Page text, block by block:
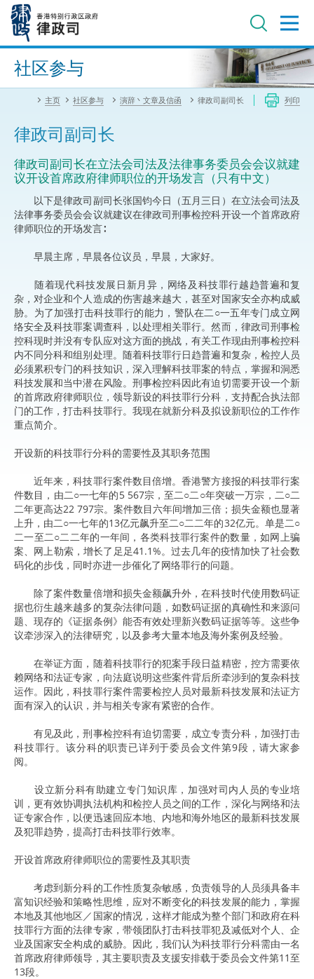
内
进阶搜寻
社区参与
主页 社区参与 演辞丶文章及信函 律政司副司长 列印
律政司副司长
​​律政司副司长在立法会司法及法律事务委员会会议就建
议开设首席政府律师职位的开场发言（只有中文）
以下是律政司副司长张国钧今日（五月三日）在立法会司法及
法律事务委员会会议就建议在律政司刑事检控科开设一个首席政府
律师职位的开场发言∶
早晨主席，早晨各位议员，早晨，大家好。
随着现代科技发展日新月异，网络及科技罪行越趋普遍和复
杂，对企业和个人造成的伤害越来越大，甚至对国家安全亦构成威
胁。为了加强打击科技罪行的能力，警队在二○一五年专门成立网
络安全及科技罪案调查科，以处理相关罪行。然而，律政司刑事检
控科现时并没有专队应对这方面的挑战，有关工作现由刑事检控科
内不同分科和组别处理。随着科技罪行日趋普遍和复杂，检控人员
必须累积专门的科技知识，深入理解科技罪案的特点，掌握和洞悉
科技发展和当中潜在风险。刑事检控科因此有迫切需要开设一个新
的首席政府律师职位，领导新设的科技罪行分科，支持配合执法部
门的工作，打击科技罪行。我现在就新分科及拟设新职位的工作作
重点简介。
开设新的科技罪行分科的需要性及其职务范围
近年来，科技罪行案件数目倍增。香港警方接报的科技罪行案
件数目，由二○一七年的5 567宗，至二○二○年突破一万宗，二○二
二年更高达22 797宗。案件数目六年间增加三倍；损失金额也显著
上升，由二○一七年的13亿元飙升至二○二二年的32亿元。单是二○
二一至二○二二年的一年间，各类科技罪行案件的数量，如网上骗
案、网上勒索，增长了足足41.1%。过去几年的疫情加快了社会数
码化的步伐，同时亦进一步催化了网络罪行的问题。
除了案件数量倍增和损失金额飙升外，在科技时代使用数码证
据也衍生越来越多的复杂法律问题，如数码证据的真确性和来源问
题、现存的《证据条例》能否有效处理新兴数码证据等等。这些争
议牵涉深入的法律研究，以及参考大量本地及海外案例及经验。
在举证方面，随着科技罪行的犯案手段日益精密，控方需要依
赖网络和法证专家，向法庭说明这些案件背后所牵涉到的复杂科技
运作。因此，科技罪行案件需要检控人员对最新科技发展和法证方
面有深入的认识，并与相关专家有紧密的合作。
有见及此，刑事检控科有迫切需要，成立专责分科，加强打击
科技罪行。该分科的职责已详列于委员会文件第9段，请大家参
阅。
设立新分科有助建立专门知识库，加强对司内人员的专业培
训，更有效协调执法机构和检控人员之间的工作，深化与网络和法
证专家合作，以便迅速回应本地、内地和海外地区的最新科技发展
及犯罪趋势，提高打击科技罪行效率。
开设首席政府律师职位的需要性及其职责
考虑到新分科的工作性质复杂敏感，负责领导的人员须具备丰
富知识经验和策略性思维，应对不断变化的科技发展的能力，掌握
本地及其他地区／国家的情况，这样才能成为整个部门和政府在科
技罪行方面的法律专家，带领团队打击科技罪犯及减低对个人、企
业及国家安全构成的威胁。因此，我们认为科技罪行分科需由一名
首席政府律师领导，其主要职责及支援安排载于委员会文件第11至
13段。